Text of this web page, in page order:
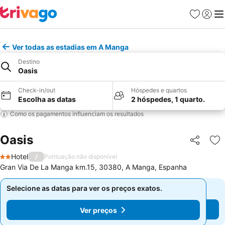
Favoritos
Iniciar
Ver todas as estadias em A Manga
Destino
Oasis
Check-in/out
Escolha as datas
Hóspedes e quartos
2 hóspedes, 1 quarto.
Como os pagamentos influenciam os resultados
Oasis Partilhar
2 Estrelas
Hotel / Pontuação não disponível
Gran Via De La Manga km.15, 30380, A Manga, Espanha
Selecione as datas para ver os preços exatos.
Ver preços
Selecione as datas para ver os preços exatos.
Ver preços